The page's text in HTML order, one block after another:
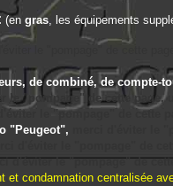
(en gras, les équipements
de combiné, de compte-
le "pompage" de cette page,
le "pompage" de cette
"Peugeot",
d'éviter le "pompage" de
et condamnation centralisée